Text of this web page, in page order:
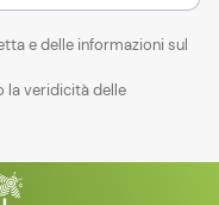
e delle informazioni sul
la veridicità delle